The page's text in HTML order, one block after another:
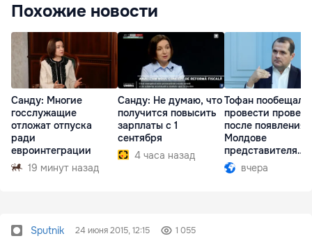
Похожие новости
Санду: Многие
госслужащие
отложат отпуска
ради
евроинтеграции
19 минут назад
Санду: Не думаю, что
получится повысить
зарплаты с 1
сентября
4 часа назад
Тофан пообещал
провести
после появления
Молдове
представителя
Южной Осетии
вчера
Sputnik 24 июня 2015, 12:15 1 055